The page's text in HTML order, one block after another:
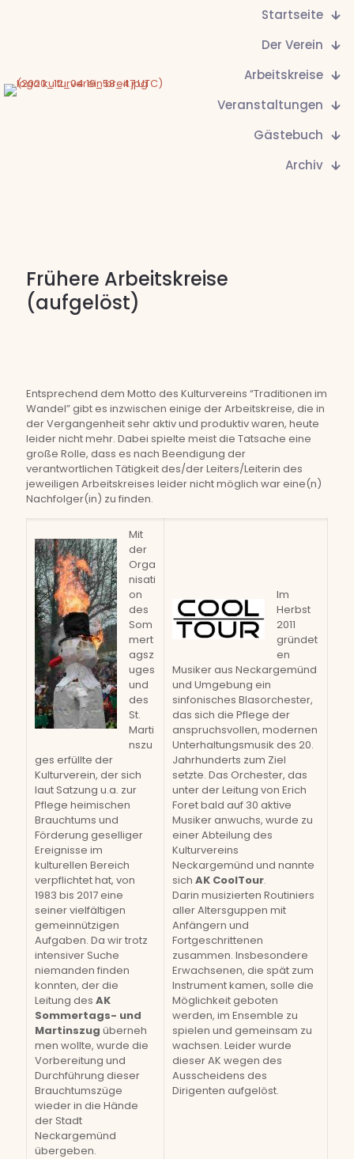
Startseite
Der Verein
Arbeitskreise
Veranstaltungen
Gästebuch
Archiv
Frühere Arbeitskreise
(aufgelöst)
Entsprechend dem Motto des Kulturvereins “Traditionen im
Wandel” gibt es inzwischen einige der Arbeitskreise, die in
der Vergangenheit sehr aktiv und produktiv waren, heute
leider nicht mehr. Dabei spielte meist die Tatsache eine
große Rolle, dass es nach Beendigung der
verantwortlichen Tätigkeit des/der Leiters/Leiterin des
jeweiligen Arbeitskreises leider nicht möglich war eine(n)
Nachfolger(in) zu finden.
Mit
der
Orga
nisati
on
des
Som
mert
agsz
uges
und
des
St.
Marti
nszu
ges erfüllte der
Kulturverein, der sich
laut Satzung u.a. zur
Pflege heimischen
Brauchtums und
Förderung geselliger
Ereignisse im
kulturellen Bereich
verpflichtet hat, von
1983 bis 2017 eine
seiner vielfältigen
gemeinnützigen
Aufgaben. Da wir trotz
intensiver Suche
niemanden finden
konnten, der die
Leitung des AK
Sommertags- und
Martinszug überneh
men wollte, wurde die
Vorbereitung und
Durchführung dieser
Brauchtumszüge
wieder in die Hände
der Stadt
Neckargemünd
übergeben.
Im
Herbst
2011
gründet
en
Musiker aus Neckargemünd
und Umgebung ein
sinfonisches Blasorchester,
das sich die Pflege der
anspruchsvollen, modernen
Unterhaltungsmusik des 20.
Jahrhunderts zum Ziel
setzte. Das Orchester, das
unter der Leitung von Erich
Foret bald auf 30 aktive
Musiker anwuchs, wurde zu
einer Abteilung des
Kulturvereins
Neckargemünd und nannte
sich AK CoolTour.
Darin musizierten Routiniers
aller Altersguppen mit
Anfängern und
Fortgeschrittenen
zusammen. Insbesondere
Erwachsenen, die spät zum
Instrument kamen, solle die
Möglichkeit geboten
werden, im Ensemble zu
spielen und gemeinsam zu
wachsen. Leider wurde
dieser AK wegen des
Ausscheidens des
Dirigenten aufgelöst.